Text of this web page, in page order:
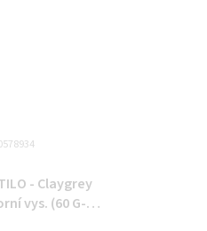
- Claygrey
vys. (60 G-90